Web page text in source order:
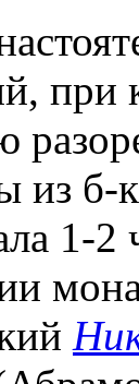
при
из б-
1-2